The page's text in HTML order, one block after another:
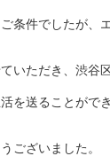
条件でしたが、
いただき、渋谷
を送ることがで
ございました。